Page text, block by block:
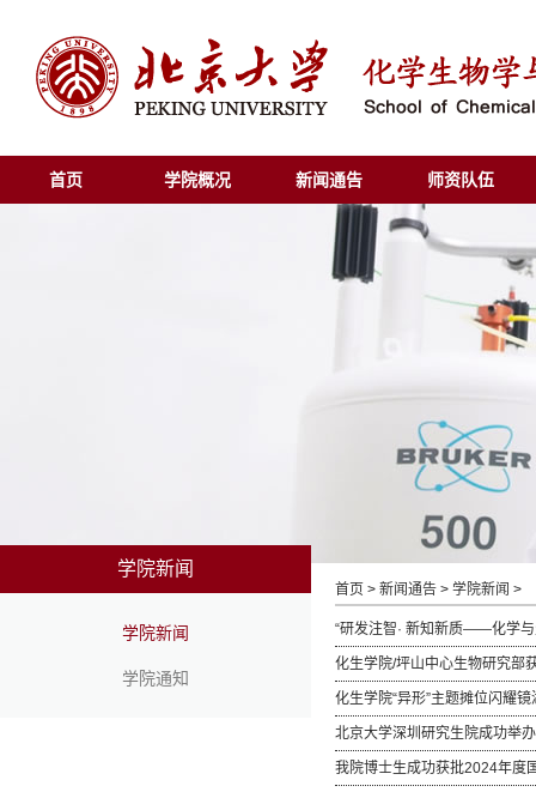
首页 学院概况 新闻通告 师资队伍
学院新闻
学院新闻
学院通知
首页 > 新闻通告 > 学院新闻 >
“研发注智· 新知新质——化学
化生学院/坪山中心生物研究部
化生学院“异形”主题摊位闪耀
北京大学深圳研究生院成功举
我院博士生成功获批2024年度